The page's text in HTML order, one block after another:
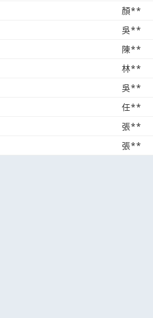
顏**
吳**
陳**
林**
吳**
任**
張**
張**